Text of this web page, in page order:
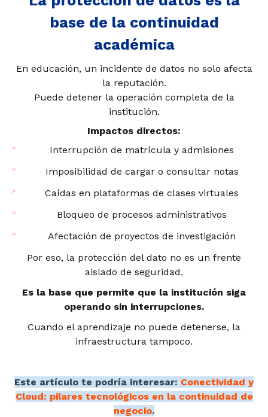
base de la continuidad
académica
En educación, un incidente de datos no solo afecta
la reputación.
Puede detener la operación completa de la
institución.
Impactos directos:
Interrupción de matrícula y admisiones
Imposibilidad de cargar o consultar notas
Caídas en plataformas de clases virtuales
Bloqueo de procesos administrativos
Afectación de proyectos de investigación
Por eso, la protección del dato no es un frente
aislado de seguridad.
Es la base que permite que la institución siga
operando sin interrupciones.
Cuando el aprendizaje no puede detenerse, la
infraestructura tampoco.
Este artículo te podría interesar: Conectividad y
Cloud: pilares tecnológicos en la continuidad de
negocio.